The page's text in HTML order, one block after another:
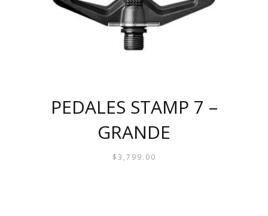
LA
PÁGINA
DE
PEDALES STAMP 7 –
GRANDE
$3,799.00